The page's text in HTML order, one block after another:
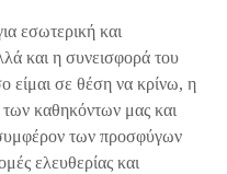
εσωτερική και
και η συνεισφορά του
είμαι σε θέση να κρίνω, η
των καθηκόντων μας και
των προσφύγων
ελευθερίας και